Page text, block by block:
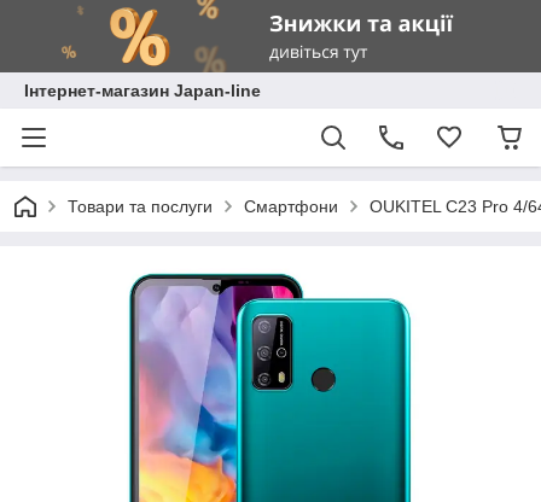
Інтернет-магазин Japan-line
Товари та послуги Смартфони OUKITEL C23 Pro 4/